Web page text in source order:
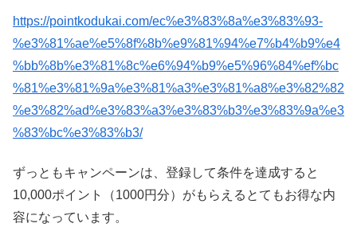
https://pointkodukai.com/ec%e3%83%8a%e3%83%93-
%e3%81%ae%e5%8f%8b%e9%81%94%e7%b4%b9%e4
%bb%8b%e3%81%8c%e6%94%b9%e5%96%84%ef%bc
%81%e3%81%9a%e3%81%a3%e3%81%a8%e3%82%82
%e3%82%ad%e3%83%a3%e3%83%b3%e3%83%9a%e3
%83%bc%e3%83%b3/
ずっともキャンペーンは、登録して条件を達成すると
10,000ポイント（1000円分）がもらえるとてもお得な内
容になっています。